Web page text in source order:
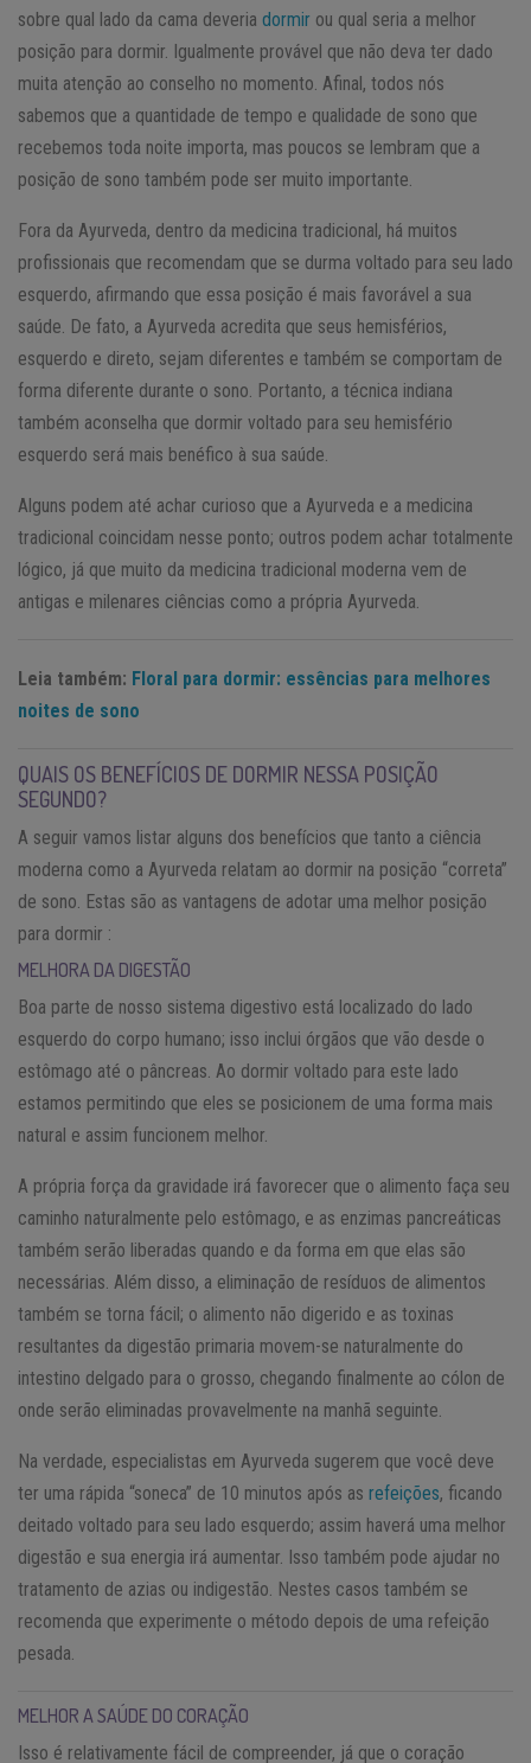
sobre qual lado da cama deveria dormir ou qual seria a melhor
posição para dormir. Igualmente provável que não deva ter dado
muita atenção ao conselho no momento. Afinal, todos nós
sabemos que a quantidade de tempo e qualidade de sono que
recebemos toda noite importa, mas poucos se lembram que a
posição de sono também pode ser muito importante.
Fora da Ayurveda, dentro da medicina tradicional, há muitos
profissionais que recomendam que se durma voltado para seu lado
esquerdo, afirmando que essa posição é mais favorável a sua
saúde. De fato, a Ayurveda acredita que seus hemisférios,
esquerdo e direto, sejam diferentes e também se comportam de
forma diferente durante o sono. Portanto, a técnica indiana
também aconselha que dormir voltado para seu hemisfério
esquerdo será mais benéfico à sua saúde.
Alguns podem até achar curioso que a Ayurveda e a medicina
tradicional coincidam nesse ponto; outros podem achar totalmente
lógico, já que muito da medicina tradicional moderna vem de
antigas e milenares ciências como a própria Ayurveda.
Leia também: Floral para dormir: essências para melhores
noites de sono
QUAIS OS BENEFÍCIOS DE DORMIR NESSA POSIÇÃO
SEGUNDO?
A seguir vamos listar alguns dos benefícios que tanto a ciência
moderna como a Ayurveda relatam ao dormir na posição “correta”
de sono. Estas são as vantagens de adotar uma melhor posição
para dormir :
MELHORA DA DIGESTÃO
Boa parte de nosso sistema digestivo está localizado do lado
esquerdo do corpo humano; isso inclui órgãos que vão desde o
estômago até o pâncreas. Ao dormir voltado para este lado
estamos permitindo que eles se posicionem de uma forma mais
natural e assim funcionem melhor.
A própria força da gravidade irá favorecer que o alimento faça seu
caminho naturalmente pelo estômago, e as enzimas pancreáticas
também serão liberadas quando e da forma em que elas são
necessárias. Além disso, a eliminação de resíduos de alimentos
também se torna fácil; o alimento não digerido e as toxinas
resultantes da digestão primaria movem-se naturalmente do
intestino delgado para o grosso, chegando finalmente ao cólon de
onde serão eliminadas provavelmente na manhã seguinte.
Na verdade, especialistas em Ayurveda sugerem que você deve
ter uma rápida “soneca” de 10 minutos após as refeições, ficando
deitado voltado para seu lado esquerdo; assim haverá uma melhor
digestão e sua energia irá aumentar. Isso também pode ajudar no
tratamento de azias ou indigestão. Nestes casos também se
recomenda que experimente o método depois de uma refeição
pesada.
MELHOR A SAÚDE DO CORAÇÃO
Isso é relativamente fácil de compreender, já que o coração